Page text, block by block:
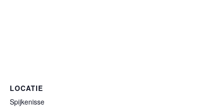
LOCATIE
Spijkenisse